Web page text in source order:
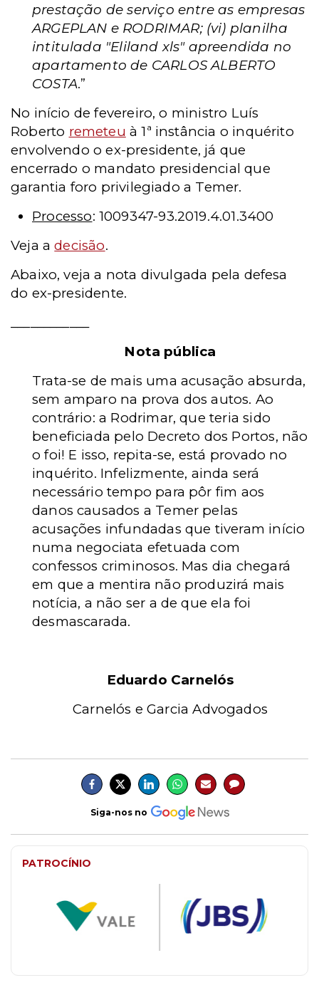
prestação de serviço entre as empresas
ARGEPLAN e RODRIMAR; (vi) planilha
intitulada "Eliland xls" apreendida no
apartamento de CARLOS ALBERTO
COSTA.”
No início de fevereiro, o ministro Luís
Roberto remeteu à 1ª instância o inquérito
envolvendo o ex-presidente, já que
encerrado o mandato presidencial que
garantia foro privilegiado a Temer.
Processo: 1009347-93.2019.4.01.3400
Veja adecisão.
Abaixo, veja a nota divulgada pela defesa
do ex-presidente.
Nota pública
Trata-se de mais uma acusação absurda,
sem amparo na prova dos autos. Ao
contrário: a Rodrimar, que teria sido
beneficiada pelo Decreto dos Portos, não
o foi! E isso, repita-se, está provado no
inquérito. Infelizmente, ainda será
necessário tempo para pôr fim aos
danos causados a Temer pelas
acusações infundadas que tiveram início
numa negociata efetuada com
confessos criminosos. Mas dia chegará
em que a mentira não produzirá mais
notícia, a não ser a de que ela foi
desmascarada.
Eduardo Carnelós
Carnelós e Garcia Advogados
Siga-nos no
PATROCÍNIO